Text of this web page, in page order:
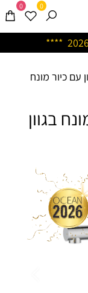
0 0
עם כיור מונח
לכיור מונח בגוון